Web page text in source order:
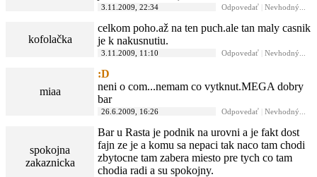
Odpovedať Nevhodný...
3.11.2009, 22:34
kofolačka
celkom poho.až na ten puch.ale tan maly casnik
je k nakusnutiu.
Odpovedať Nevhodný...
3.11.2009, 11:10
miaa
:D
neni o com...nemam co vytknut.MEGA dobry
bar
Odpovedať Nevhodný...
26.6.2009, 16:26
spokojna
zakaznicka
Bar u Rasta je podnik na urovni a je fakt dost
fajn ze je a komu sa nepaci tak naco tam chodi
zbytocne tam zabera miesto pre tych co tam
chodia radi a su spokojny.